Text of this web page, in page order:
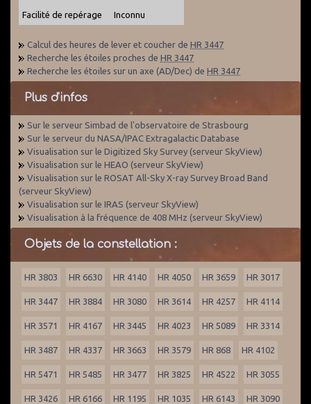
Facilité de repérage Inconnu
Calcul des heures de lever et coucher de HR 3447
Recherche les étoiles proches de HR 3447
Recherche les étoiles sur un axe (AD/Dec) de HR 3447
Plus d'infos
Sur le serveur Simbad de l'observatoire de Strasbourg
Sur le serveur du NASA/IPAC Extragalactic Database
Visualisation sur le Digitized Sky Survey (serveur SkyView)
Visualisation sur le HEAO (serveur SkyView)
Visualisation sur le ROSAT All-Sky X-ray Survey Broad Band
(serveur SkyView)
Visualisation sur le IRAS (serveur SkyView)
Visualisation à la fréquence de 408 MHz (serveur SkyView)
Objets de la constellation :
HR 3803 HR 6630 HR 4140 HR 4050 HR 3659 HR 3017
HR 3447 HR 3884 HR 3080 HR 3614 HR 4257 HR 4114
HR 3571 HR 4167 HR 3445 HR 4023 HR 5089 HR 3314
HR 3487 HR 4337 HR 3663 HR 3579 HR 868 HR 4102
HR 5471 HR 5485 HR 3477 HR 3825 HR 4522 HR 3055
HR 3426 HR 6166 HR 1195 HR 1035 HR 6143 HR 3090